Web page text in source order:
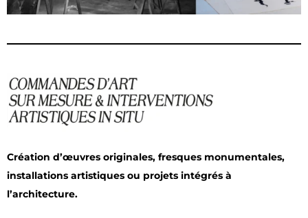
Création d’œuvres originales, fresques monumentales,
installations artistiques ou projets intégrés à
l’architecture.